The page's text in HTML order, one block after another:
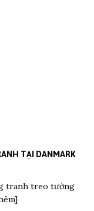
TẠI DANMARK
tranh treo tường